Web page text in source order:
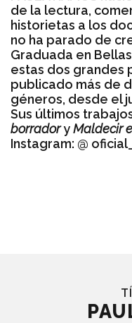
de la lectura,
historietas a los
no ha parado de
Graduada en
estas dos grandes
publicado más de
géneros, desde el
Sus últimos
borradoryMaldecir
Instagram: @